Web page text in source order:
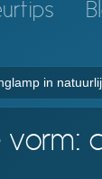
in
vorm: